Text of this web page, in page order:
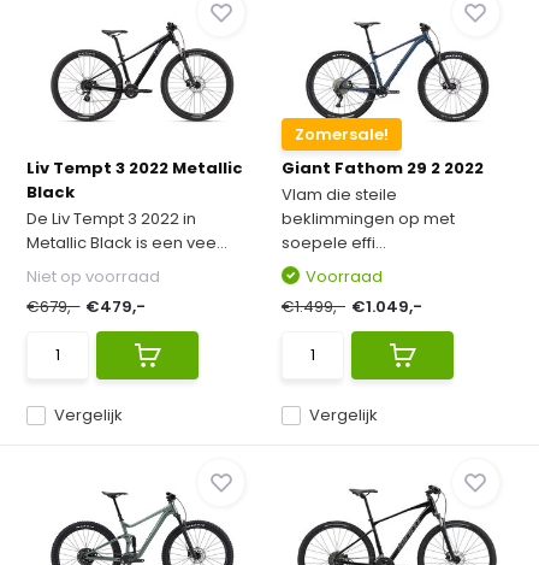
Liv Tempt 3 2022 Metallic
Black
De Liv Tempt 3 2022 in
Metallic Black is een vee...
Vergelijk
Niet op voorraad
€679,- €479,-
Zomersale!
Giant Fathom 29 2 2022
Vlam die steile
beklimmingen op met
soepele effi...
Vergelijk
Voorraad
€1.499,- €1.049,-